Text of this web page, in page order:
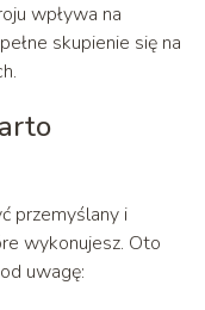
wpływa na
skupienie się na
przemyślany i
wykonujesz. Oto
uwagę: